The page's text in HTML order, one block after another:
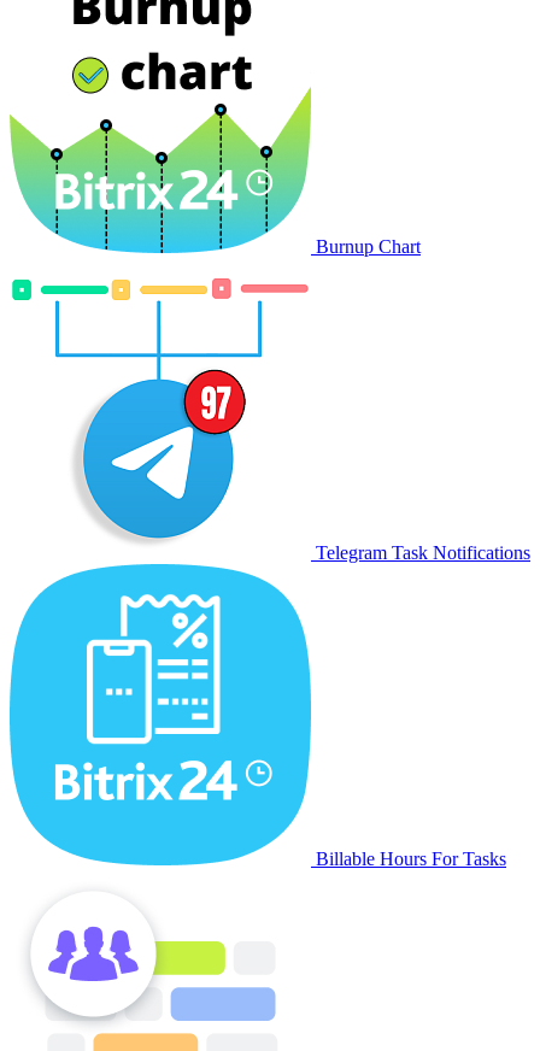
Burnup Chart
Telegram Task Notifications
Billable Hours For Tasks